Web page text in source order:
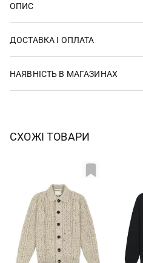
ОПИС
ДОСТАВКА І ОПЛАТА
НАЯВНІСТЬ В МАГАЗИНАХ
СХОЖІ ТОВАРИ